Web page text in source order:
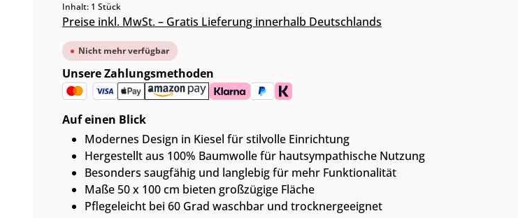
Inhalt: 1 Stück
Preise inkl. MwSt. – Gratis Lieferung innerhalb Deutschlands
Nicht mehr verfügbar
Unsere Zahlungsmethoden
Auf einen Blick
Modernes Design in Kiesel für stilvolle Einrichtung
Hergestellt aus 100% Baumwolle für hautsympathische Nutzung
Besonders saugfähig und langlebig für mehr Funktionalität
Maße 50 x 100 cm bieten großzügige Fläche
Pflegeleicht bei 60 Grad waschbar und trocknergeeignet